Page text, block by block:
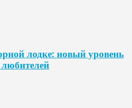
лодке: новый уровень